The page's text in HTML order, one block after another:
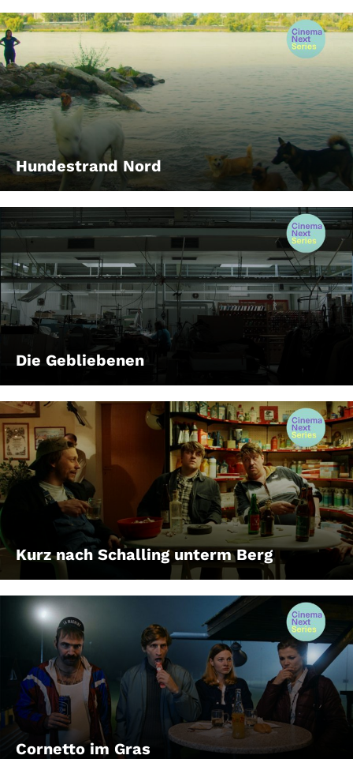
Hundestrand Nord
Die Gebliebenen
Kurz nach Schalling unterm Berg
Cornetto im Gras